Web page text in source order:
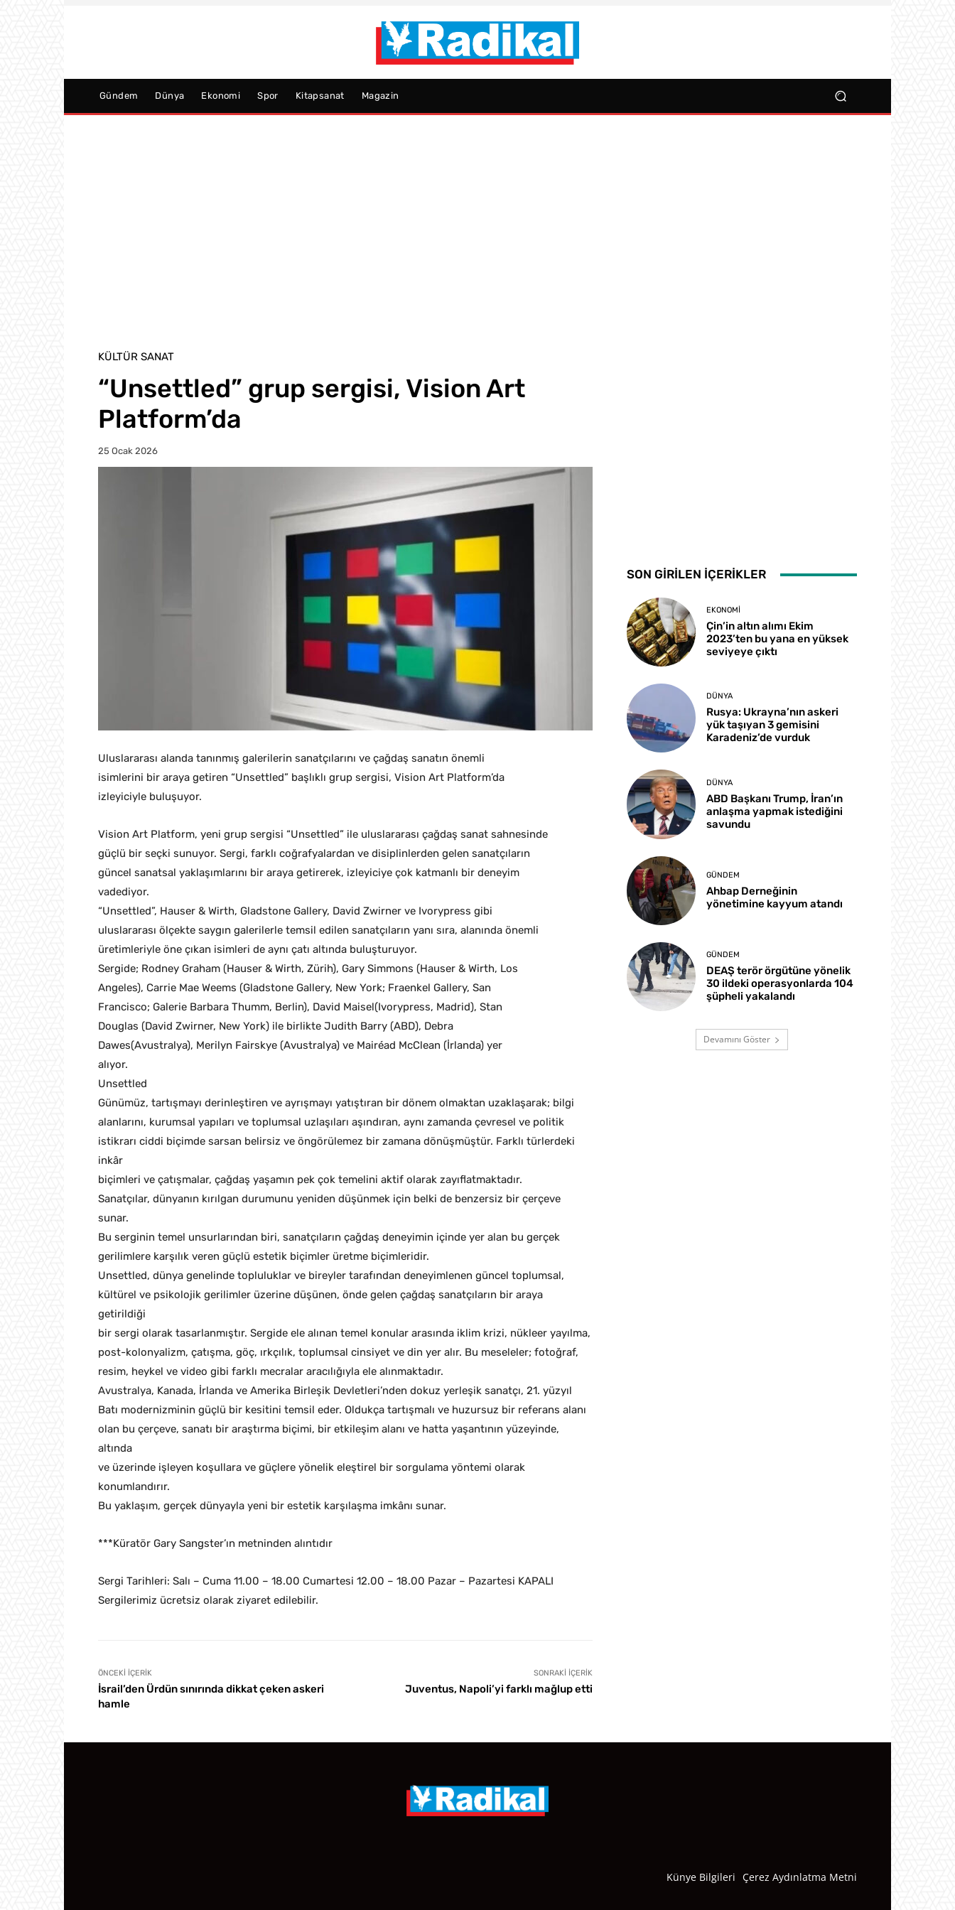
Gündem Dünya Ekonomi Spor Kitapsanat Magazin
KÜLTÜR SANAT
“Unsettled” grup sergisi, Vision Art
Platform’da
25 Ocak 2026
Uluslararası alanda tanınmış galerilerin sanatçılarını ve çağdaş sanatın önemli
isimlerini bir araya getiren “Unsettled” başlıklı grup sergisi, Vision Art Platform’da
izleyiciyle buluşuyor.
Vision Art Platform, yeni grup sergisi “Unsettled” ile uluslararası çağdaş sanat sahnesinde
güçlü bir seçki sunuyor. Sergi, farklı coğrafyalardan ve disiplinlerden gelen sanatçıların
güncel sanatsal yaklaşımlarını bir araya getirerek, izleyiciye çok katmanlı bir deneyim
vadediyor.
“Unsettled”, Hauser & Wirth, Gladstone Gallery, David Zwirner ve Ivorypress gibi
uluslararası ölçekte saygın galerilerle temsil edilen sanatçıların yanı sıra, alanında önemli
üretimleriyle öne çıkan isimleri de aynı çatı altında buluşturuyor.
Sergide; Rodney Graham (Hauser & Wirth, Zürih), Gary Simmons (Hauser & Wirth, Los
Angeles), Carrie Mae Weems (Gladstone Gallery, New York; Fraenkel Gallery, San
Francisco; Galerie Barbara Thumm, Berlin), David Maisel(Ivorypress, Madrid), Stan
Douglas (David Zwirner, New York) ile birlikte Judith Barry (ABD), Debra
Dawes(Avustralya), Merilyn Fairskye (Avustralya) ve Mairéad McClean (İrlanda) yer
alıyor.
Unsettled
Günümüz, tartışmayı derinleştiren ve ayrışmayı yatıştıran bir dönem olmaktan uzaklaşarak; bilgi
alanlarını, kurumsal yapıları ve toplumsal uzlaşıları aşındıran, aynı zamanda çevresel ve politik
istikrarı ciddi biçimde sarsan belirsiz ve öngörülemez bir zamana dönüşmüştür. Farklı türlerdeki
inkâr
biçimleri ve çatışmalar, çağdaş yaşamın pek çok temelini aktif olarak zayıflatmaktadır.
Sanatçılar, dünyanın kırılgan durumunu yeniden düşünmek için belki de benzersiz bir çerçeve
sunar.
Bu serginin temel unsurlarından biri, sanatçıların çağdaş deneyimin içinde yer alan bu gerçek
gerilimlere karşılık veren güçlü estetik biçimler üretme biçimleridir.
Unsettled, dünya genelinde topluluklar ve bireyler tarafından deneyimlenen güncel toplumsal,
kültürel ve psikolojik gerilimler üzerine düşünen, önde gelen çağdaş sanatçıların bir araya
getirildiği
bir sergi olarak tasarlanmıştır. Sergide ele alınan temel konular arasında iklim krizi, nükleer yayılma,
post-kolonyalizm, çatışma, göç, ırkçılık, toplumsal cinsiyet ve din yer alır. Bu meseleler; fotoğraf,
resim, heykel ve video gibi farklı mecralar aracılığıyla ele alınmaktadır.
Avustralya, Kanada, İrlanda ve Amerika Birleşik Devletleri’nden dokuz yerleşik sanatçı, 21. yüzyıl
Batı modernizminin güçlü bir kesitini temsil eder. Oldukça tartışmalı ve huzursuz bir referans alanı
olan bu çerçeve, sanatı bir araştırma biçimi, bir etkileşim alanı ve hatta yaşantının yüzeyinde,
altında
ve üzerinde işleyen koşullara ve güçlere yönelik eleştirel bir sorgulama yöntemi olarak
konumlandırır.
Bu yaklaşım, gerçek dünyayla yeni bir estetik karşılaşma imkânı sunar.
***Küratör Gary Sangster’ın metninden alıntıdır
Sergi Tarihleri: Salı – Cuma 11.00 – 18.00 Cumartesi 12.00 – 18.00 Pazar – Pazartesi KAPALI
Sergilerimiz ücretsiz olarak ziyaret edilebilir.
ÖNCEKI İÇERIK
İsrail’den Ürdün sınırında dikkat çeken askeri
hamle
SONRAKI İÇERIK
Juventus, Napoli’yi farklı mağlup etti
SON GİRİLEN İÇERİKLER
EKONOMI
Çin’in altın alımı Ekim
2023’ten bu yana en yüksek
seviyeye çıktı
DÜNYA
Rusya: Ukrayna’nın askeri
yük taşıyan 3 gemisini
Karadeniz’de vurduk
DÜNYA
ABD Başkanı Trump, İran’ın
anlaşma yapmak istediğini
savundu
GÜNDEM
Ahbap Derneğinin
yönetimine kayyum atandı
GÜNDEM
DEAŞ terör örgütüne yönelik
30 ildeki operasyonlarda 104
şüpheli yakalandı
Devamını Göster
Künye Bilgileri Çerez Aydınlatma Metni